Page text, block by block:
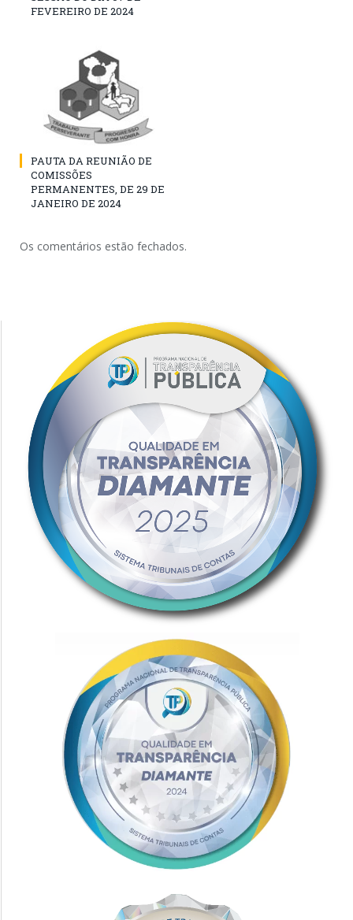
FEVEREIRO DE 2024
PAUTA DA REUNIÃO DE
COMISSÕES
PERMANENTES, DE 29 DE
JANEIRO DE 2024
Os comentários estão fechados.